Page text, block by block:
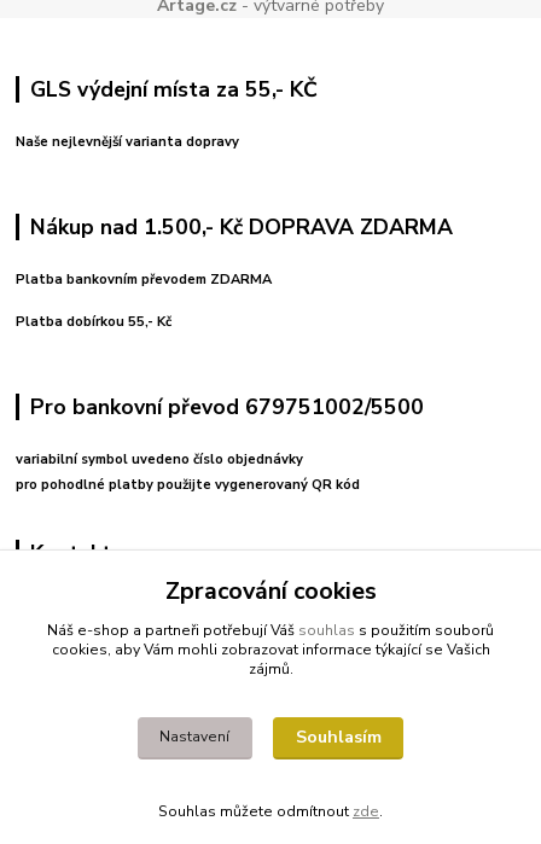
Artage.cz - výtvarné potřeby
GLS výdejní místa za 55,- KČ
Naše nejlevnější varianta dopravy
Nákup nad 1.500,- Kč DOPRAVA ZDARMA
Platba bankovním převodem ZDARMA
Platba dobírkou 55,- Kč
Pro bankovní převod 679751002/5500
variabilní symbol uvedeno číslo objednávky
pro pohodlné platby použijte vygenerovaný QR kód
Kontakty
+420 608212713
fitnessio@post.cz
Zpracování cookies
Náš e-shop a partneři potřebují Váš souhlas s použitím souborů
cookies, aby Vám mohli zobrazovat informace týkající se Vašich
zájmů.
Nastavení Souhlasím
Souhlas můžete odmítnout zde.